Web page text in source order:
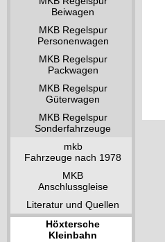
Beiwagen
MKB Regelspur
Personenwagen
MKB Regelspur
Packwagen
MKB Regelspur
Güterwagen
MKB Regelspur
Sonderfahrzeuge
mkb
Fahrzeuge nach 1978
MKB
Anschlussgleise
Literatur und Quellen
Höxtersche
Kleinbahn